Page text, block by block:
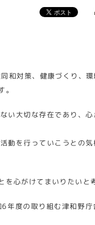
和対策、健康づくり、
い大切な存在であり、
動を行っていこうとの
心がけてまいりたいと
年度の取り組む津和野